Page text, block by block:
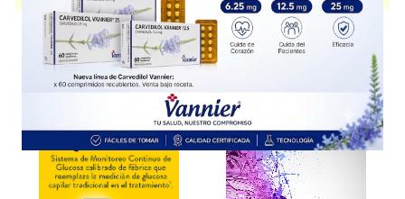
Explorar más
Otros productos con
proteínas+grasas+carbohid.+asoc.
Otros productos deNestlé Health Science